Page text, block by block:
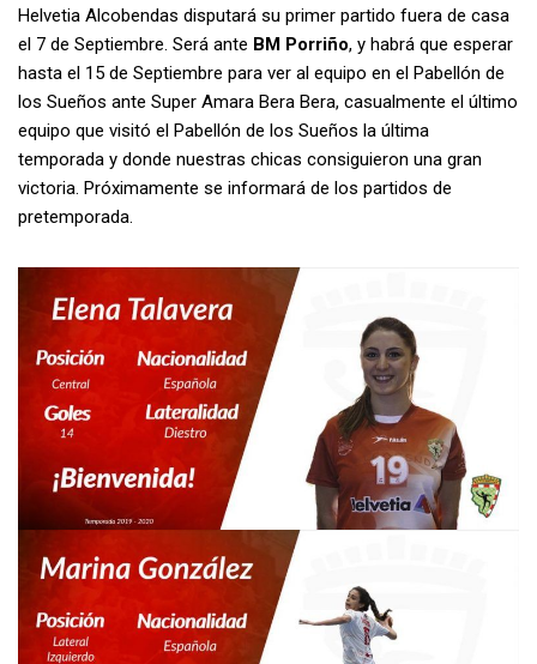
Helvetia Alcobendas disputará su primer partido fuera de casa
el 7 de Septiembre. Será ante BM Porriño, y habrá que esperar
hasta el 15 de Septiembre para ver al equipo en el Pabellón de
los Sueños ante Super Amara Bera Bera, casualmente el último
equipo que visitó el Pabellón de los Sueños la última
temporada y donde nuestras chicas consiguieron una gran
victoria. Próximamente se informará de los partidos de
pretemporada.